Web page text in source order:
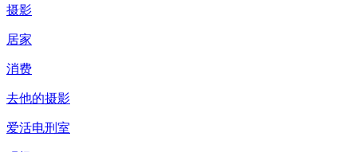
摄影
居家
消费
去他的摄影
爱活电刑室